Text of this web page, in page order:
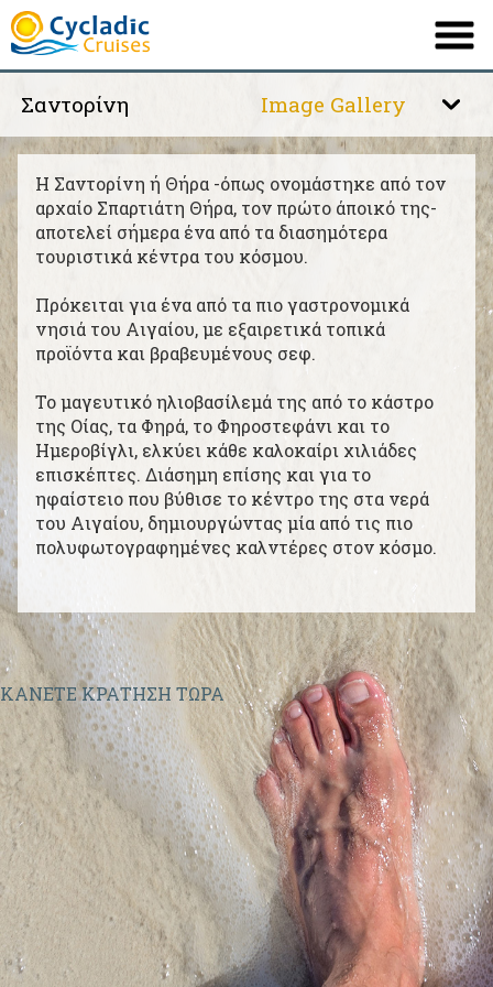
ΕΤΑΙΡΕΙΑ
ΤΟ ΠΛΟΙΟ ΜΑΣ
ΔΡΟΜΟΛΟΓΙΑ
ΠΛΗΡΟΦΟΡΙΕΣ
ΠΡΟΣΦΟΡΕΣ
ΕΠΙΚΟΙΝΩΝΙΑ
English |French
Πάρος 2284021708 Νάξος 2285024131
Image Gallery
Σαντορίνη
Σαντορίνη
Μύκονος
Νάξος
Κουφονήσι - Ηρακλειά
Δήλος
Η Σαντορίνη ή Θήρα -όπως ονομάστηκε από τον
αρχαίο Σπαρτιάτη Θήρα, τον πρώτο άποικό της-
αποτελεί σήμερα ένα από τα διασημότερα
τουριστικά κέντρα του κόσμου.
Πρόκειται για ένα από τα πιο γαστρονομικά
νησιά του Αιγαίου, με εξαιρετικά τοπικά
προϊόντα και βραβευμένους σεφ.
Το μαγευτικό ηλιοβασίλεμά της από το κάστρο
της Οίας, τα Φηρά, το Φηροστεφάνι και το
Ημεροβίγλι, ελκύει κάθε καλοκαίρι χιλιάδες
επισκέπτες. Διάσημη επίσης και για το
ηφαίστειο που βύθισε το κέντρο της στα νερά
του Αιγαίου, δημιουργώντας μία από τις πιο
πολυφωτογραφημένες καλντέρες στον κόσμο.
ΚΑΝΕΤΕ ΚΡΑΤΗΣΗ ΤΩΡΑ